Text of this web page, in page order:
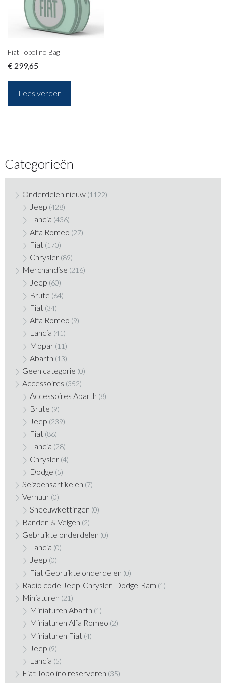
Fiat Topolino Bag
€ 299,65
Lees verder
Categorieën
Onderdelen nieuw (1122)
Jeep (428)
Lancia (436)
Alfa Romeo (27)
Fiat (170)
Chrysler (89)
Merchandise (216)
Jeep (60)
Brute (64)
Fiat (34)
Alfa Romeo (9)
Lancia (41)
Mopar (11)
Abarth (13)
Geen categorie (0)
Accessoires (352)
Accessoires Abarth (8)
Brute (9)
Jeep (239)
Fiat (86)
Lancia (28)
Chrysler (4)
Dodge (5)
Seizoensartikelen (7)
Verhuur (0)
Sneeuwkettingen (0)
Banden & Velgen (2)
Gebruikte onderdelen (0)
Lancia (0)
Jeep (0)
Fiat Gebruikte onderdelen (0)
Radio code Jeep-Chrysler-Dodge-Ram (1)
Miniaturen (21)
Miniaturen Abarth (1)
Miniaturen Alfa Romeo (2)
Miniaturen Fiat (4)
Jeep (9)
Lancia (5)
Fiat Topolino reserveren (35)